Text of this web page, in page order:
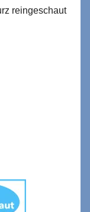
reingeschaut